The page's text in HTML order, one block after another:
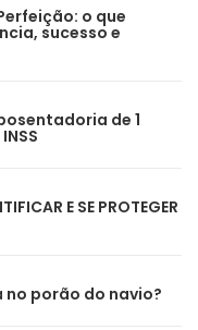
o que
sucesso e
de 1
E SE PROTEGER
no porão do navio?